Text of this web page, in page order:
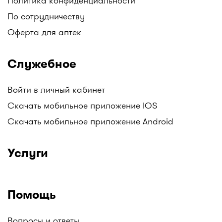
Mega Pharm, Аптеки "Алмасат", Аптеки "Salamat",
АНЦ (Аптеки Низких Цен), Гиппократ, и другие.
Следите за обновлениями!
одном месте только на I-teka.kz!
По сотрудничеству
Оферта для аптек
Служебное
Войти в личный кабинет
Скачать мобильное приложение IOS
Скачать мобильное приложение Android
Услуги
Помощь